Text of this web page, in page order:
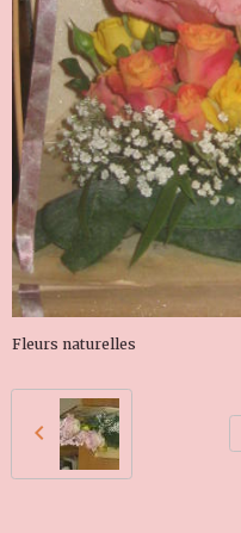
Fleurs naturelles